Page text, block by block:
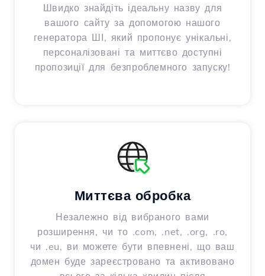
Швидко знайдіть ідеальну назву для
вашого сайту за допомогою нашого
генератора ШІ, який пропонує унікальні,
персоналізовані та миттєво доступні
пропозиції для безпроблемного запуску!
Миттєва обробка
Незалежно від вибраного вами
розширення, чи то .com, .net, .org, .ro,
чи .eu, ви можете бути впевнені, що ваш
домен буде зареєстровано та активовано